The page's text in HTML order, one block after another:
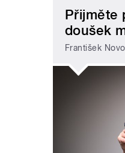
Přijměte
doušek
František